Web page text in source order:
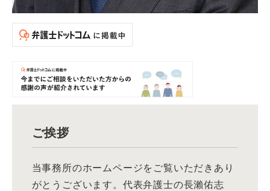
ご挨拶
当事務所のホームページをご覧いただきあり
がとうございます。代表弁護士の長瀨佑志